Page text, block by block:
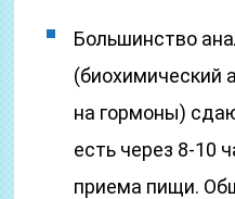
Большинство
(биохимический
на гормоны)
есть через 8-10
приема пищи.